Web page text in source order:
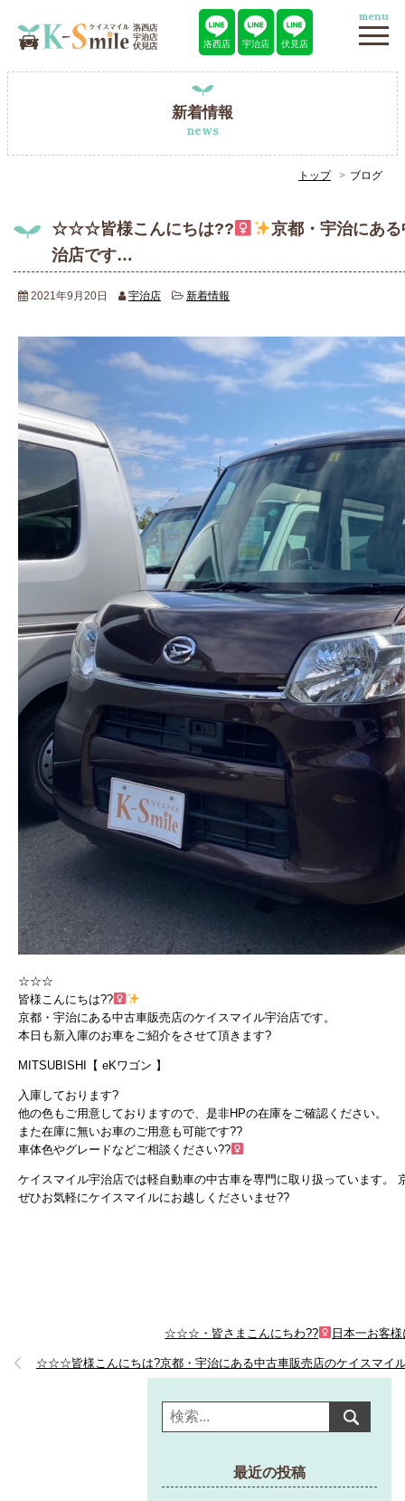
洛西店 宇治店 伏見店
menu
新着情報
news
トップ ブログ
☆☆☆皆様こんにちは??‍
京都・宇治にあ
治店です…
2021年9月20日 宇治店 新着情報
☆☆☆
皆様こんにちは??‍
京都・宇治にある中古車販売店のケイスマイル宇治店です。
本日も新入庫のお車をご紹介をさせて頂きます?
MITSUBISHI【 eKワゴン 】
入庫しております?
他の色もご用意しておりますので、是非HPの在庫をご確認ください。
また在庫に無いお車のご用意も可能です??
車体色やグレードなどご相談ください??‍
ケイスマイル宇治店では軽自動車の中古車を専門に取り扱っています。
ぜひお気軽にケイスマイルにお越しくださいませ??
☆☆☆・皆さまこんにちわ??‍ 日本一お客
☆☆☆皆様こんにちは?京都・宇治にある中古車販売店のケイスマイ
最近の投稿